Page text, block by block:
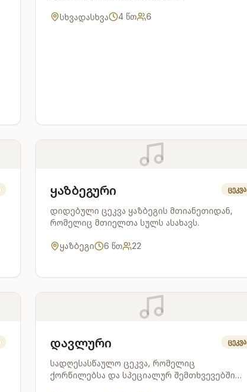
სხვადასხვა
4 წთ 6
ყაზბეგური ცეკვა
დიდებული ცეკვა ყაზბეგის მთიანეთიდან,
რომელიც მთიელთა სულს ასახავს.
ყაზბეგი 6 წთ 22
დავლური ცეკვა
სადღესასწაულო ცეკვა, რომელიც
ქორწილებსა და სპეციალურ შემთხვევებში